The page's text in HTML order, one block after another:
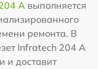
А выполняется
ремонта. В
Infratech 204 А
и доставит